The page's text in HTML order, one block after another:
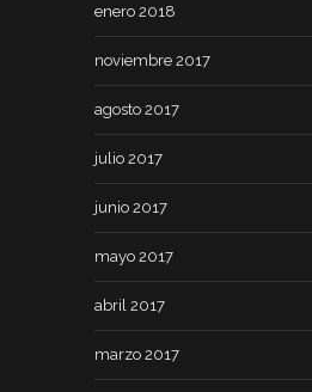
enero 2018
noviembre 2017
agosto 2017
julio 2017
junio 2017
mayo 2017
abril 2017
marzo 2017